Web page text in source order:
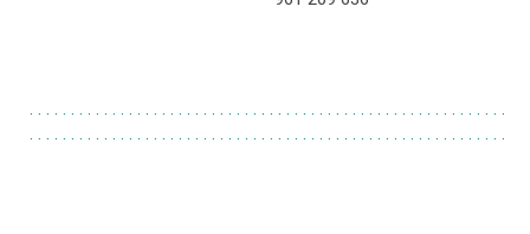
. . . . . . . . . . . . . . . . . . . . . . . . . . . . . . . . . . . . . . . . . . . . . . . . . . . . . . . . . .
. . . . . . . . . . . . . . . . . . . . . . . . . . . . . . . . . . . . . . . . . . . . . . . . . . . . . . . . . .